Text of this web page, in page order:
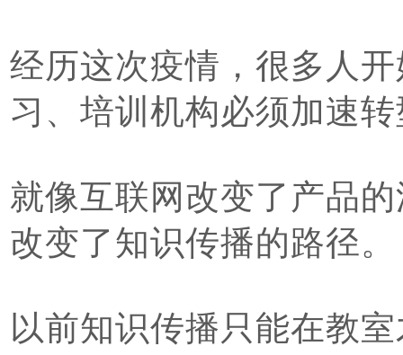
经历这次疫情，很多人
习、培训机构必须加速
就像互联网改变了产品
改变了知识传播的路径。
以前知识传播只能在教